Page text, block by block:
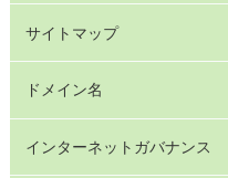
サイトマップ
ドメイン名
インターネットガバナンス